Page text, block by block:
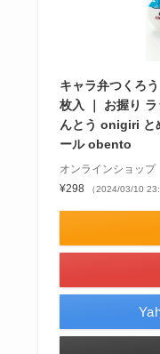
キャラ弁つくろ
枚入 ｜ お握り
んとう onigiri と
ール obento
オンラインショッ
¥298
（2024/03/10